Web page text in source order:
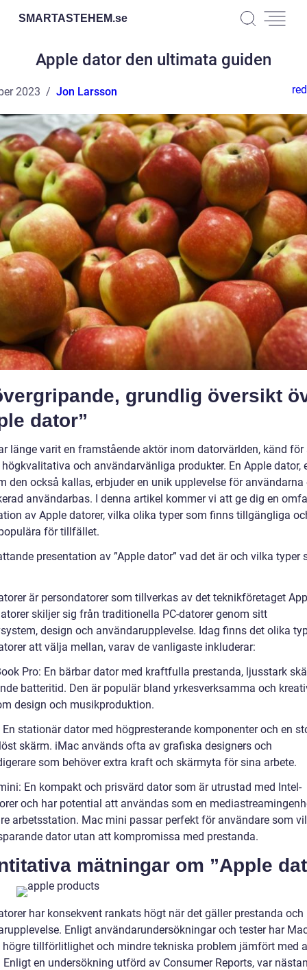
SMARTASTEHEM.se
Apple dator den ultimata guiden
2023 Jon Larsson
grundlig översikt
dator”
länge varit en framstående aktör inom datorvärlden, känd för
och användarvänliga produkter. En Apple dator,
den också kallas, erbjuder en unik upplevelse för användarna
användarbas. I denna artikel kommer vi att ge dig en
av Apple datorer, vilka olika typer som finns tillgängliga
för tillfället.
presentation av ”Apple dator” vad det är och vilka typer
är persondatorer som tillverkas av det teknikföretaget
skiljer sig från traditionella PC-datorer genom sitt
design och användarupplevelse. Idag finns det olika
att välja mellan, varav de vanligaste inkluderar:
Pro: En bärbar dator med kraftfulla prestanda, ljusstark
batteritid. Den är populär bland yrkesverksamma och
design och musikproduktion.
stationär dator med högpresterande komponenter och en
skärm. iMac används ofta av grafiska designers och
som behöver extra kraft och skärmyta för sina arbete.
En kompakt och prisvärd dator som är utrustad med Intel-
och har potential att användas som en
arbetsstation. Mac mini passar perfekt för användare som
dator utan att kompromissa med prestanda.
mätningar om ”Apple
har konsekvent rankats högt när det gäller prestanda och
Enligt användarundersökningar och tester har
tillförlitlighet och mindre tekniska problem jämfört med
Enligt en undersökning utförd av Consumer Reports, var